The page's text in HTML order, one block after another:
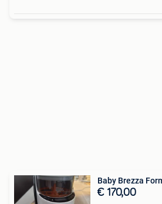
Baby Brezza
€ 170,00